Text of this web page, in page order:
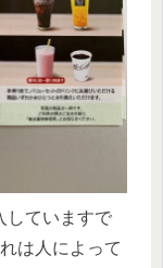
していますで
は人によって